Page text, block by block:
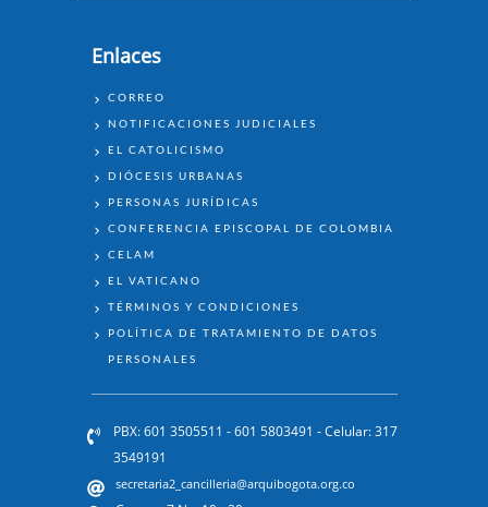
Enlaces
ENLACES
CORREO
NOTIFICACIONES JUDICIALES
EL CATOLICISMO
DIÓCESIS URBANAS
PERSONAS JURÍDICAS
CONFERENCIA EPISCOPAL DE COLOMBIA
CELAM
EL VATICANO
TÉRMINOS Y CONDICIONES
POLÍTICA DE TRATAMIENTO DE DATOS
PERSONALES
PBX: 601 3505511 - 601 5803491 - Celular: 317
3549191
secretaria2_cancilleria@arquibogota.org.co